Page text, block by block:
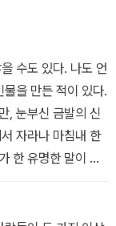
다. 각 권마다 플롯,
를 깊이 파고들고
다 이론 설명에 그
떤 작법서보다도
입어 편집과 구
수도 있다. 나도 언
을 만든 적이 있다.
, 눈부신 금발의 신
자라나 마침내 한
한 유명한 말이 생
고스란히 받아쓸